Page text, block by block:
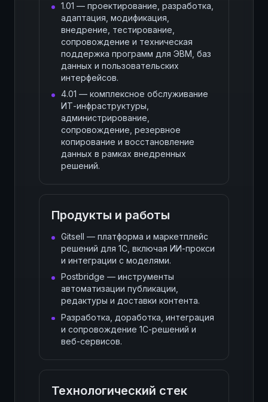
1.01 — проектирование, разработка,
адаптация, модификация,
внедрение, тестирование,
сопровождение и техническая
поддержка программ для ЭВМ, баз
данных и пользовательских
интерфейсов.
4.01 — комплексное обслуживание
ИТ-инфраструктуры,
администрирование,
сопровождение, резервное
копирование и восстановление
данных в рамках внедренных
решений.
Продукты и работы
Gitsell — платформа и маркетплейс
решений для 1С, включая ИИ-прокси
и интеграции с моделями.
Postbridge — инструменты
автоматизации публикации,
редактуры и доставки контента.
Разработка, доработка, интеграция
и сопровождение 1С-решений и
веб-сервисов.
Технологический стек